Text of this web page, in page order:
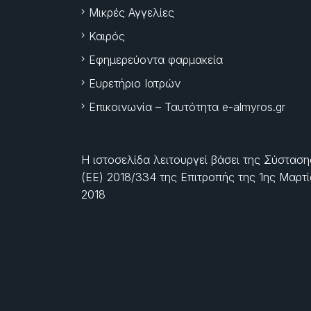
Μικρές Αγγελίες
Καιρός
Εφημερεύοντα φαρμακεία
Ευρετήριο Ιατρών
Επικοινωνία – Ταυτότητα e-almyros.gr
Η ιστοσελίδα λειτουργεί βάσει της
(ΕΕ) 2018/334 της Επιτροπής της 1ης
2018